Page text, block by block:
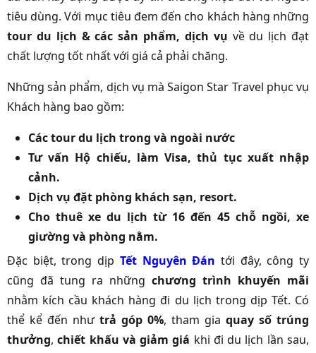
tiêu dùng. Với mục tiêu đem đến cho khách hàng những
tour du lịch & các sản phẩm, dịch vụ về du lịch đạt
chất lượng tốt nhất với giá cả phải chăng.
Những sản phẩm, dịch vụ mà Saigon Star Travel phục vụ
Khách hàng bao gồm:
Các tour du lịch trong và ngoài nước
Tư vấn Hộ chiếu, làm Visa, thủ tục xuất nhập
cảnh.
Dịch vụ đặt phòng khách sạn, resort.
Cho thuê xe du lịch từ 16 đến 45 chỗ ngồi, xe
giường và phòng nằm.
Đặc biệt, trong dịp Tết Nguyên Đán tới đây, công ty
cũng đã tung ra những chương trình khuyến mãi
nhằm kích cầu khách hàng đi du lịch trong dịp Tết. Có
thể kể đến như trả góp 0%, tham gia quay số trúng
thưởng,chiết khấu và giảm giá khi đi du lịch lần sau,